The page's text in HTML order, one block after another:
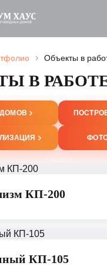
› Объекты в
В
КП-200
КП-105